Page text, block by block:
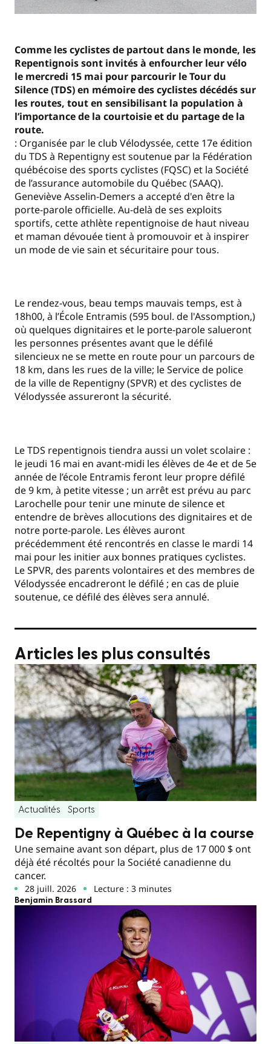
Comme les cyclistes de partout dans le monde, les
Repentignois sont invités à enfourcher leur vélo
le mercredi 15 mai pour parcourir le Tour du
Silence (TDS) en mémoire des cyclistes décédés sur
les routes, tout en sensibilisant la population à
l’importance de la courtoisie et du partage de la
route.
: Organisée par le club Vélodyssée, cette 17e édition
du TDS à Repentigny est soutenue par la Fédération
québécoise des sports cyclistes (FQSC) et la Société
de l’assurance automobile du Québec (SAAQ).
Geneviève Asselin-Demers a accepté d'en être la
porte-parole officielle. Au-delà de ses exploits
sportifs, cette athlète repentignoise de haut niveau
et maman dévouée tient à promouvoir et à inspirer
un mode de vie sain et sécuritaire pour tous.
Le rendez-vous, beau temps mauvais temps, est à
18h00, à l’École Entramis (595 boul. de l'Assomption,)
où quelques dignitaires et le porte-parole salueront
les personnes présentes avant que le défilé
silencieux ne se mette en route pour un parcours de
18 km, dans les rues de la ville; le Service de police
de la ville de Repentigny (SPVR) et des cyclistes de
Vélodyssée assureront la sécurité.
Le TDS repentignois tiendra aussi un volet scolaire :
le jeudi 16 mai en avant-midi les élèves de 4e et de 5e
année de l’école Entramis feront leur propre défilé
de 9 km, à petite vitesse ; un arrêt est prévu au parc
Larochelle pour tenir une minute de silence et
entendre de brèves allocutions des dignitaires et de
notre porte-parole. Les élèves auront
précédemment été rencontrés en classe le mardi 14
mai pour les initier aux bonnes pratiques cyclistes.
Le SPVR, des parents volontaires et des membres de
Vélodyssée encadreront le défilé ; en cas de pluie
soutenue, ce défilé des élèves sera annulé.
Articles les plus consultés
Actualités Sports
De Repentigny à Québec à la course
Une semaine avant son départ, plus de 17 000 $ ont
déjà été récoltés pour la Société canadienne du
cancer.
28 juill. 2026 Lecture : 3 minutes
Benjamin Brassard